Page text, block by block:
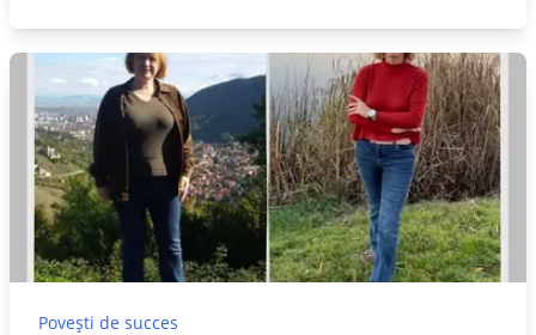
Povești de succes